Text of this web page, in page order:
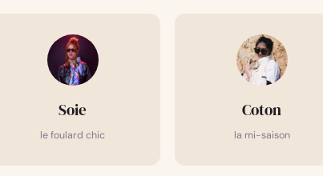
Soie
le foulard chic
Coton
la mi-saison